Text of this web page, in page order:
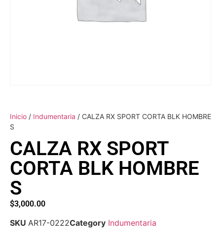
Inicio / Indumentaria / CALZA RX SPORT CORTA BLK HOMBRE
S
CALZA RX SPORT
CORTA BLK HOMBRE
S
$3,000.00
SKU AR17-0222Category Indumentaria